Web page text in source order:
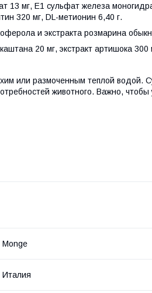
13 мг, Е1 сульфат железа
320 мг, DL-метионин 6,40 г.
и экстракта розмарина
20 мг, экстракт артишока 300
или размоченным теплой водой.
животного. Важно, чтобы
Monge
Италия